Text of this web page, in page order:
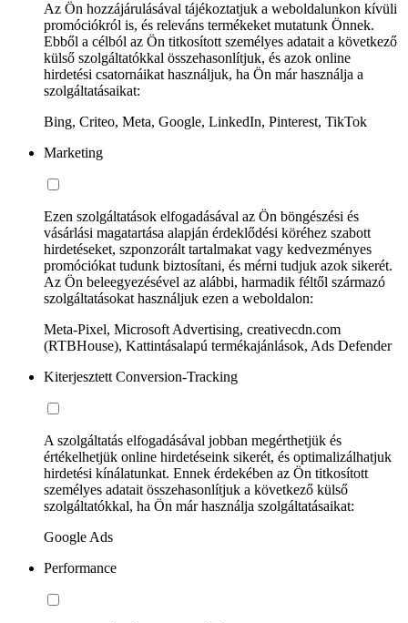
Az Ön hozzájárulásával tájékoztatjuk a weboldalunkon kívüli
promóciókról is, és releváns termékeket mutatunk Önnek.
Ebből a célból az Ön titkosított személyes adatait a következő
külső szolgáltatókkal összehasonlítjuk, és azok online
hirdetési csatornáikat használjuk, ha Ön már használja a
szolgáltatásaikat:
Bing, Criteo, Meta, Google, LinkedIn, Pinterest, TikTok
Marketing
Ezen szolgáltatások elfogadásával az Ön böngészési és
vásárlási magatartása alapján érdeklődési köréhez szabott
hirdetéseket, szponzorált tartalmakat vagy kedvezményes
promóciókat tudunk biztosítani, és mérni tudjuk azok sikerét.
Az Ön beleegyezésével az alábbi, harmadik féltől származó
szolgáltatásokat használjuk ezen a weboldalon:
Meta-Pixel, Microsoft Advertising, creativecdn.com
(RTBHouse), Kattintásalapú termékajánlások, Ads Defender
Kiterjesztett Conversion-Tracking
A szolgáltatás elfogadásával jobban megérthetjük és
értékelhetjük online hirdetéseink sikerét, és optimalizálhatjuk
hirdetési kínálatunkat. Ennek érdekében az Ön titkosított
személyes adatait összehasonlítjuk a következő külső
szolgáltatókkal, ha Ön már használja szolgáltatásaikat:
Google Ads
Performance